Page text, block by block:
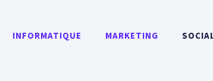
INFORMATIQUE MARKETING